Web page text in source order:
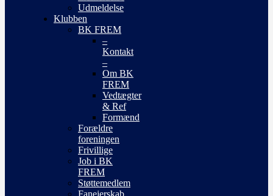
Udmeldelse
Klubben
BK FREM
–
Kontakt
–
Om BK
FREM
Vedtægter
& Ref
Formænd
Forældre
foreningen
Frivillige
Job i BK
FREM
Støttemedlem
Fanejerskab